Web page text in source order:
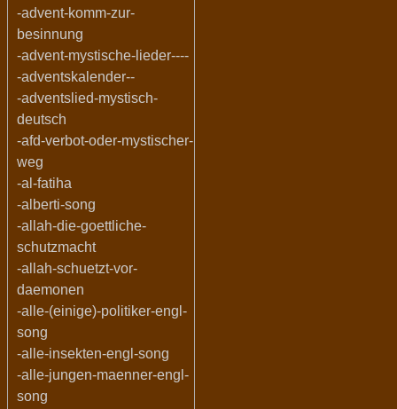
-advent-komm-zur-
besinnung
-advent-mystische-lieder----
-adventskalender--
-adventslied-mystisch-
deutsch
-afd-verbot-oder-mystischer-
weg
-al-fatiha
-alberti-song
-allah-die-goettliche-
schutzmacht
-allah-schuetzt-vor-
daemonen
-alle-(einige)-politiker-engl-
song
-alle-insekten-engl-song
-alle-jungen-maenner-engl-
song